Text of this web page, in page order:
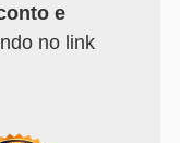
e
no link